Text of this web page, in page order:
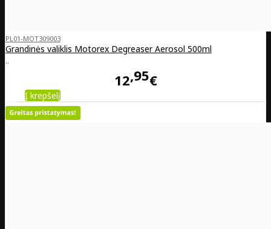
PL01-MOT309003
Grandinės valiklis Motorex Degreaser Aerosol 500ml
..
12 95€
Į krepšelį